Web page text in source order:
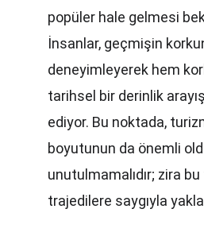
popüler hale gelmesi
İnsanlar, geçmişin
deneyimleyerek hem
tarihsel bir derinlik
ediyor. Bu noktada,
boyutunun da önemli
unutulmamalıdır; zira
trajedilere saygıyla